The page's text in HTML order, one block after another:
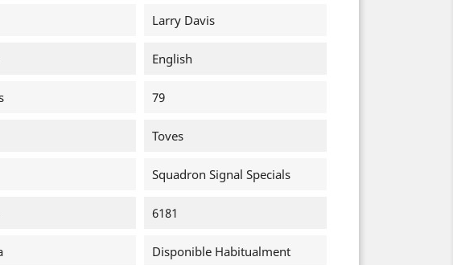
Larry Davis
English
79
Toves
Squadron Signal Specials
6181
Disponible Habitualment